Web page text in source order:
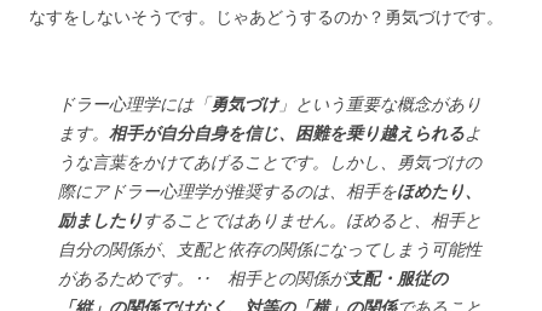
なすをしないそうです。じゃあどうするのか？勇気づけです。
ドラー心理学には「勇気づけ」という重要な概念があり
ます。 相手が自分自身を信じ、困難を乗り越えられるよ
うな言葉をかけてあげることです。しかし、勇気づけの
際にアドラー心理学が推奨するのは、相手をほめたり、
励ましたりすることではありません。ほめると、相手と
自分の関係が、支配と依存の関係になってしまう可能性
があるためです。‥ 相手との関係が支配・服従の